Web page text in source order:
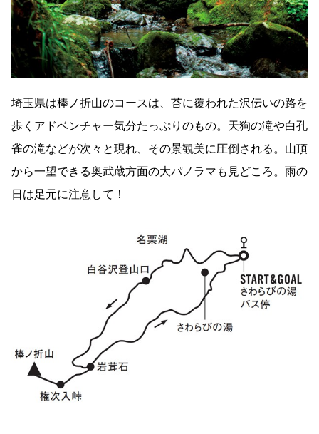
埼玉県は棒ノ折山のコースは、苔に覆われた沢伝いの路を
歩くアドベンチャー気分たっぷりのもの。天狗の滝や白孔
雀の滝などが次々と現れ、その景観美に圧倒される。山頂
から一望できる奥武蔵方面の大パノラマも見どころ。雨の
日は足元に注意して！